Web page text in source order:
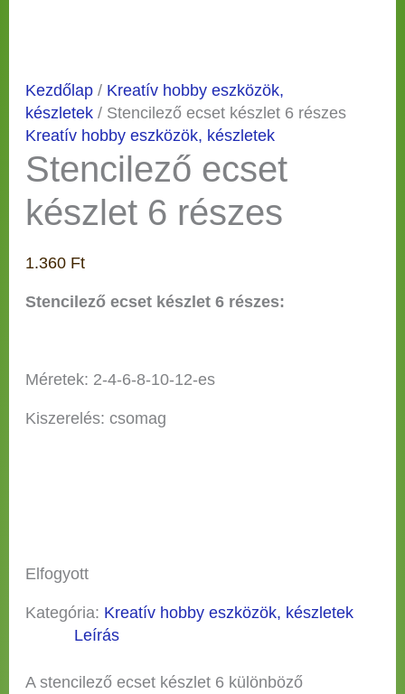
Kezdőlap/ Kreatív hobby eszközök,
készletek/ Stencilező ecset készlet 6 részes
Kreatív hobby eszközök, készletek
Stencilező ecset
készlet 6 részes
1.360 Ft
Stencilező ecset készlet 6 részes:
Méretek: 2-4-6-8-10-12-es
Kiszerelés: csomag
Elfogyott
Kategória: Kreatív hobby eszközök, készletek
Leírás
A stencilező ecset készlet 6 különböző